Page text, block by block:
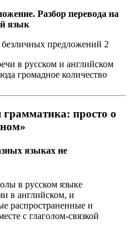
Разбор перевода на
язык
в русском и английском
громадное количество
просто о
языках не
в русском языке
в английском, и
распространенные и
с глаголом-связкой